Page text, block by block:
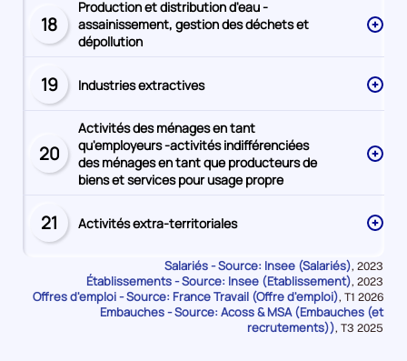
Secteur
numéro
18
Production et distribution d'eau -
assainissement, gestion des déchets et
dépollution
Secteur
numéro
19 Industries extractives
Secteur
numéro
20
Activités des ménages en tant
qu'employeurs -activités indifférenciées
des ménages en tant que producteurs de
biens et services pour usage propre
Secteur
numéro
21 Activités extra-territoriales
Salariés - Source: Insee (Salariés), Données
pour
la
période
2023
Établissements - Source: Insee (Etablissement), Données
pour
la
période
2023
Offres d'emploi - Source: France Travail (Offre d'emploi), Données
pour
la
T1 2026
Embauches - Source: Acoss & MSA (Embauches (et
recrutements)), Données
T3 2025